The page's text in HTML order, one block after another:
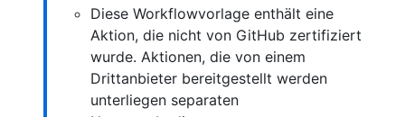
Diese Workflowvorlage enthält eine
Aktion, die nicht von GitHub zertifiziert
wurde. Aktionen, die von einem
Drittanbieter bereitgestellt werden
unterliegen separaten